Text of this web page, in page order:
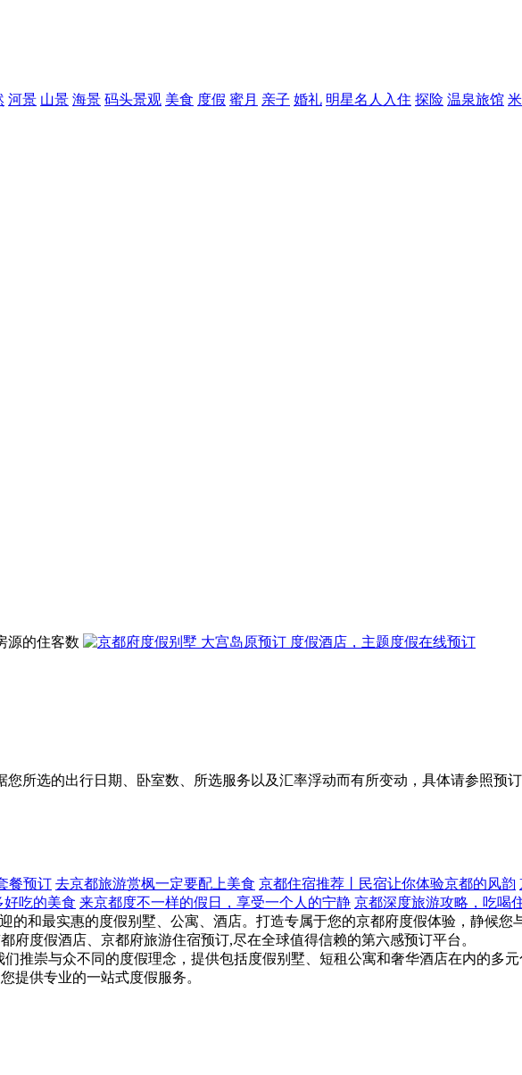
河景 山景 海景 码头景观 美食 度假 蜜月 亲子 婚礼 明星名人入住 探险 温泉旅馆
源的住客数
所选的出行日期、卧室数、所选服务以及汇率浮动而有所变动，具体请参照预
餐预订 去京都旅游赏枫一定要配上美食 京都住宿推荐丨民宿让你体验京都的风韵
吃的美食 来京都度不一样的假日，享受一个人的宁静 京都深度旅游攻略，吃喝
的和最实惠的度假别墅、公寓、酒店。打造专属于您的京都府度假体验，静候
府度假酒店、京都府旅游住宿预订,尽在全球值得信赖的第六感预订平台。
推崇与众不同的度假理念，提供包括度假别墅、短租公寓和奢华酒店在内的多
提供专业的一站式度假服务。